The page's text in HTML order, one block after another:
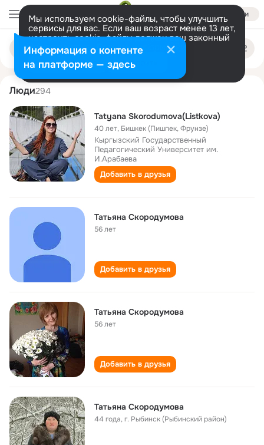
Войти
Мы используем cookie-файлы, чтобы улучшить
сервисы для вас. Если ваш возраст менее 13 лет,
настроить cookie-файлы должен ваш законный
представитель. Больше информации
Разрешить все Настроить
Поиск
людям
tatyana skorodumova
Люди294
Tatyana Skorodumova(Listkova)
40 лет, Бишкек (Пишпек, Фрунзе)
Кыргызский Государственный
Педагогический Университет им.
И.Арабаева
Добавить в друзья
Татьяна Скородумова
56 лет
Добавить в друзья
Татьяна Скородумова
56 лет
Добавить в друзья
Татьяна Скородумова
44 года,г. Рыбинск (Рыбинский район)
Информация о контенте
на платформе — здесь